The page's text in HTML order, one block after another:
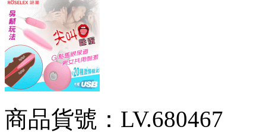
商品貨號：LV.680467